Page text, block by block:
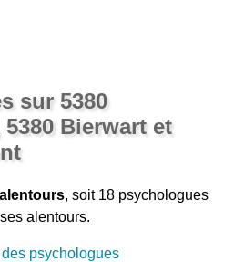
sur 5380
Bierwart et
, soit 18 psychologues
alentours.
psychologues